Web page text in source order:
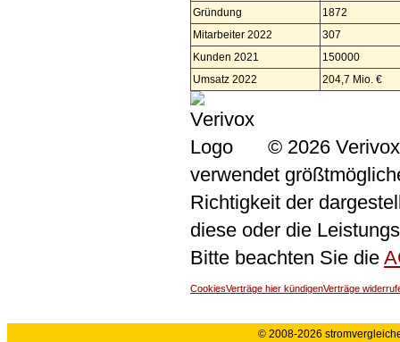
Gründung
1872
Mitarbeiter 2022
307
Kunden 2021
150000
Umsatz 2022
204,7 Mio. €
© 2026
verwendet
Richtigkeit der
diese oder die
Bitte beachten Sie die
CookiesVerträge hier kündigenVerträge
© 2008-2026